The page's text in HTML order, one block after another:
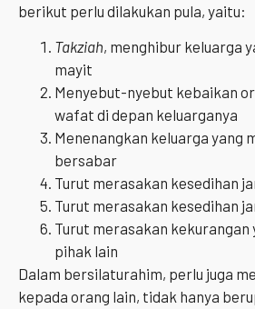
berikut perlu dilakukan pula, yaitu:
Takziah, menghibur keluarga
mayit
Menyebut-nyebut kebaikan
wafat di depan keluarganya
Menenangkan keluarga yang
bersabar
Turut merasakan kesedihan
Turut merasakan kesedihan
Turut merasakan kekurangan
pihak lain
Dalam bersilaturahim, perlu juga
kepada orang lain, tidak hanya